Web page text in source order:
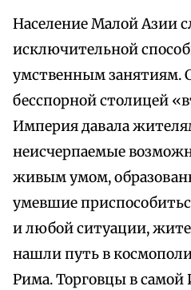
Население Малой Азии
исключительной
умственным занятиям.
бесспорной столицей
Империя давала
неисчерпаемые
живым умом,
умевшие
и любой ситуации,
нашли путь в
Рима. Торговцы в